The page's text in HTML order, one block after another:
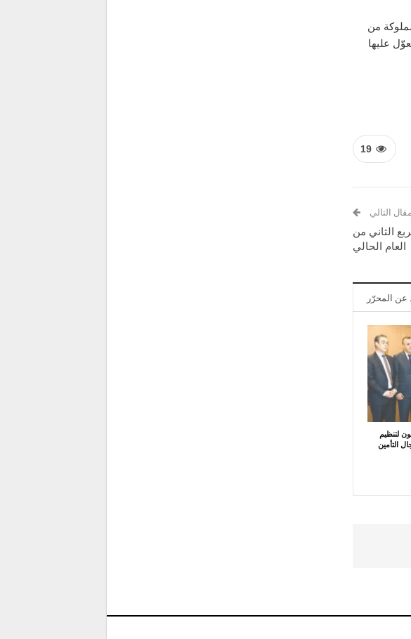
من
عليها
19
التالي
الثاني من
العام الحالي
عن المحرّر
لتنظيم
التأمين